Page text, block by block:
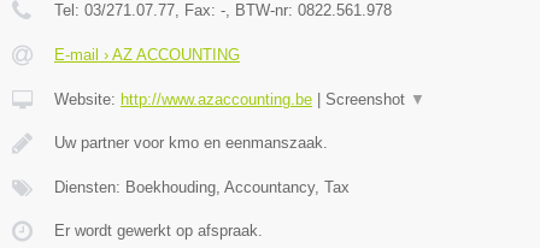
Tel: 03/271.07.77, Fax: -, BTW-nr: 0822.561.978
E-mail › AZ ACCOUNTING
Website: http://www.azaccounting.be Screenshot ▼
Uw partner voor kmo en eenmanszaak.
Diensten: Boekhouding, Accountancy, Tax
Er wordt gewerkt op afspraak.